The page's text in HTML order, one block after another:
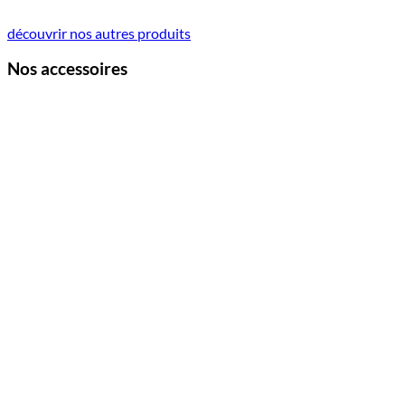
découvrir nos autres produits
Nos accessoires